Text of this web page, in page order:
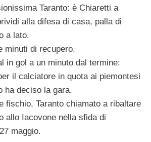
Taranto: è Chiaretti a
alla difesa di casa, palla di
a lato.
minuti di recupero.
in gol a un minuto dal termine:
il calciatore in quota ai piemontesi
ha deciso la gara.
fischio, Taranto chiamato a ribaltare
allo Iacovone nella sfida di
maggio.